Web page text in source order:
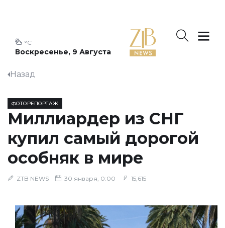
Воскресенье, 9 Августа
°C
Назад
ФОТОРЕПОРТАЖ
Миллиардер из СНГ
купил самый дорогой
особняк в мире
ZTB NEWS 30 января, 0:00 15,615